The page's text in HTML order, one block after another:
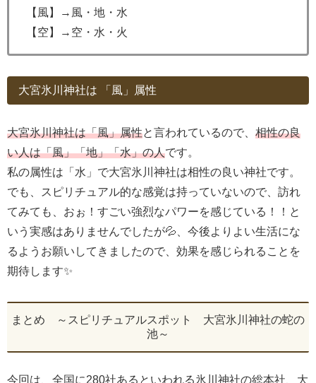
【風】→風・地・水
【空】→空・水・火
大宮氷川神社は 「風」属性
大宮氷川神社は「風」属性と言われているので、 相性の良
い人は「風」「地」「水」の人です。
私の属性は「水」で大宮氷川神社は相性の良い神社です。
でも、スピリチュアル的な感覚は持っていないので、訪れ
てみても、おぉ！すごい強烈なパワーを感じている！！と
いう実感はありませんでしたが💦、今後よりよい生活にな
るようお願いしてきましたので、効果を感じられることを
期待します✨
まとめ ～スピリチュアルスポット 大宮氷川神社の蛇の
池～
今回は、全国に280社あるといわれる氷川神社の総本社、大